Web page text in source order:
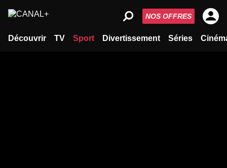
Découvrir TV Sport Divertissement Séries
NOS OFFRES